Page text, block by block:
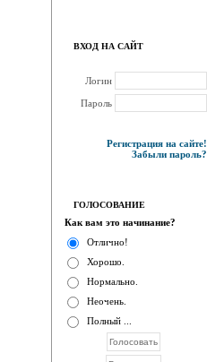
ВХОД НА САЙТ
Логин
Пароль
Регистрация на сайте!
Забыли пароль?
ГОЛОСОВАНИЕ
Как вам это начинание?
Отлично!
Хорошо.
Нормально.
Неочень.
Полный ...